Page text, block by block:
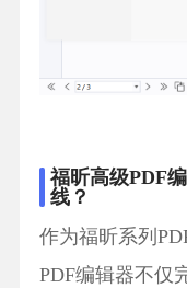
福昕高级PDF
线？
作为福昕系列
PDF编辑器不仅